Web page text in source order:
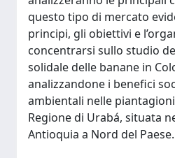
questo tipo di mercato
principi, gli obiettivi e
concentrarsi sullo studio
solidale delle banane in
analizzandone i benefici
ambientali nelle
Regione di Urabá, situata
Antioquia a Nord del Paese.